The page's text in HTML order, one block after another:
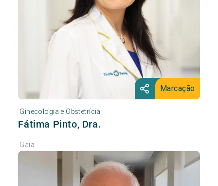
Marcação
Ginecologia e Obstetrícia
Fátima Pinto, Dra.
Gaia